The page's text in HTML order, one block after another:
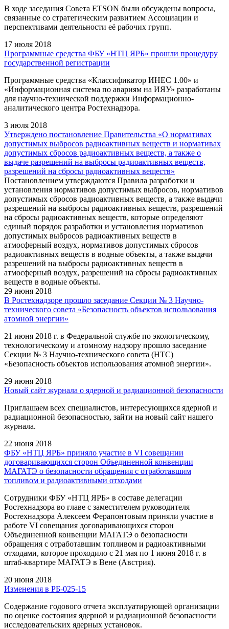
В ходе заседания Совета ETSON были обсуждены вопросы,
связанные со стратегическим развитием Ассоциации и
перспективами деятельности её рабочих групп.
17 июля 2018
Программные средства ФБУ «НТЦ ЯРБ» прошли процедуру
государственной регистрации
Программные средства «Классификатор ИНЕС 1.00» и
«Информационная система по авариям на ИЯУ» разработаны
для научно-технической поддержки Информационно-
аналитического центра Ростехнадзора.
3 июля 2018
Утверждено постановление Правительства «О нормативах
допустимых выбросов радиоактивных веществ и нормативах
допустимых сбросов радиоактивных веществ, а также о
выдаче разрешений на выбросы радиоактивных веществ,
разрешений на сбросы радиоактивных веществ»
Постановлением утверждаются Правила разработки и
установления нормативов допустимых выбросов, нормативов
допустимых сбросов радиоактивных веществ, а также выдачи
разрешений на выбросы радиоактивных веществ, разрешений
на сбросы радиоактивных веществ, которые определяют
единый порядок разработки и установления нормативов
допустимых выбросов радиоактивных веществ в
атмосферный воздух, нормативов допустимых сбросов
радиоактивных веществ в водные объекты, а также выдачи
разрешений на выбросы радиоактивных веществ в
атмосферный воздух, разрешений на сбросы радиоактивных
веществ в водные объекты.
29 июня 2018
В Ростехнадзоре прошло заседание Секции № 3 Научно-
технического совета «Безопасность объектов использования
атомной энергии»
21 июня 2018 г. в Федеральной службе по экологическому,
технологическому и атомному надзору прошло заседание
Секции № 3 Научно-технического совета (НТС)
«Безопасность объектов использования атомной энергии».
29 июня 2018
Новый сайт журнала о ядерной и радиационной безопасности
Приглашаем всех специалистов, интересующихся ядерной и
радиационной безопасностью, зайти на новый сайт нашего
журнала.
22 июня 2018
ФБУ «НТЦ ЯРБ» приняло участие в VI совещании
договаривающихся сторон Объединенной конвенции
МАГАТЭ о безопасности обращения с отработавшим
топливом и радиоактивными отходами
Сотрудники ФБУ «НТЦ ЯРБ» в составе делегации
Ростехнадзора во главе с заместителем руководителя
Ростехнадзора Алексеем Ферапонтовым приняли участие в
работе VI совещания договаривающихся сторон
Объединенной конвенции МАГАТЭ о безопасности
обращения с отработавшим топливом и радиоактивными
отходами, которое проходило c 21 мая по 1 июня 2018 г. в
штаб-квартире МАГАТЭ в Вене (Австрия).
20 июня 2018
Изменения в РБ-025-15
Содержание годового отчета эксплуатирующей организации
по оценке состояния ядерной и радиационной безопасности
исследовательских ядерных установок.